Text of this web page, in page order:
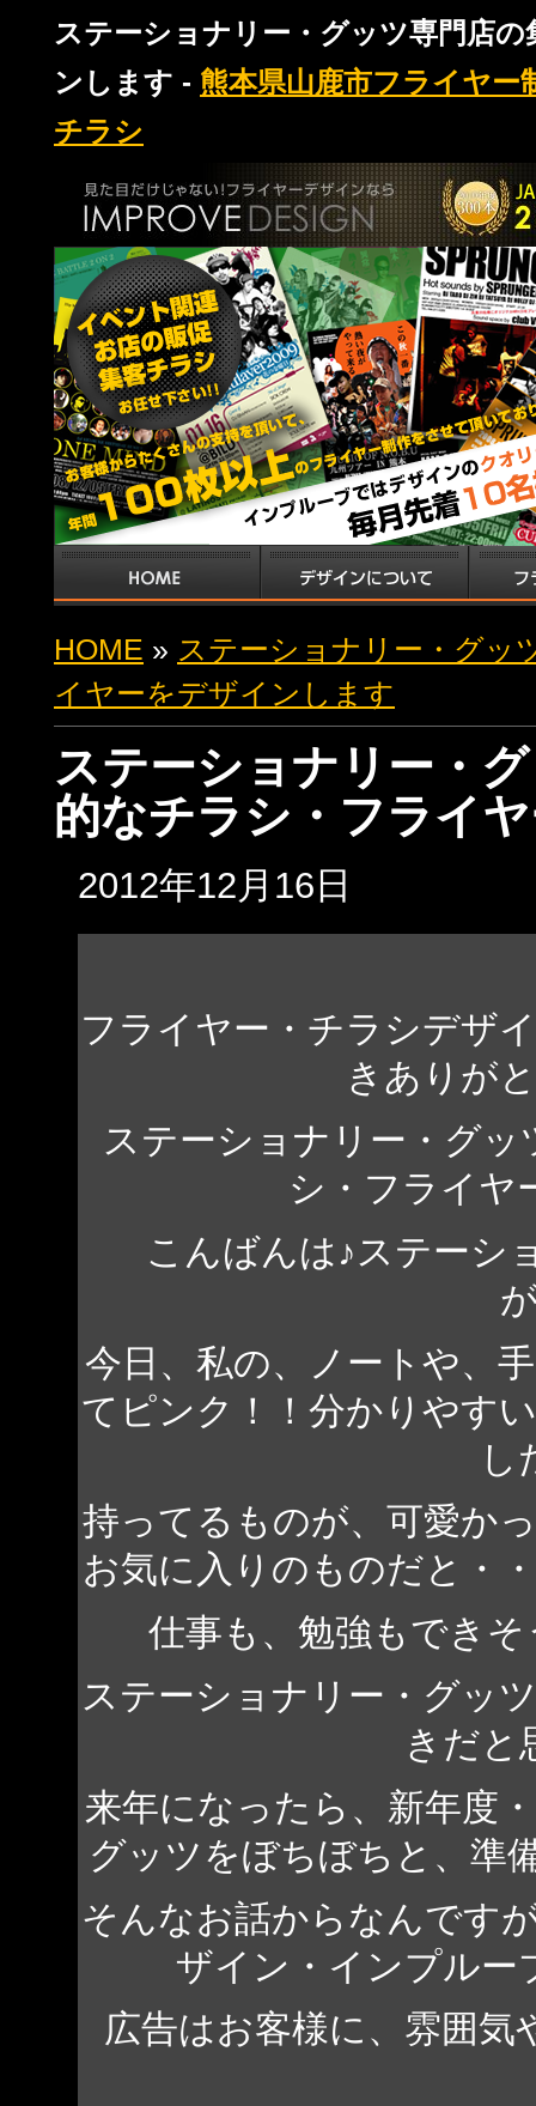
ステーショナリー・グッツ専門店
ンします - 熊本県山鹿市フライヤ
チラシ
HOME » ステーショナリー・グッ
イヤーをデザインします
ステーショナリー・
的なチラシ・フライ
2012年12月16日
フライヤー・チラシデザ
きありが
ステーショナリー・グ
シ・フライヤ
こんばんは♪ステーシ
今日、私の、ノートや、
てピンク！！分かりやす
し
持ってるものが、可愛か
お気に入りのものだと・
仕事も、勉強もでき
ステーショナリー・グッ
きだと
来年になったら、新年度
グッツをぼちぼちと、準
そんなお話からなんです
ザイン・インプルー
広告はお客様に、雰囲